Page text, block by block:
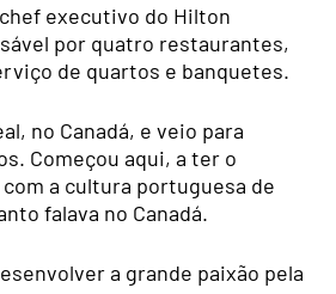
executivo do Hilton
por quatro restaurantes,
de quartos e banquetes.
no Canadá, e veio para
Começou aqui, a ter o
a cultura portuguesa de
falava no Canadá.
a grande paixão pela